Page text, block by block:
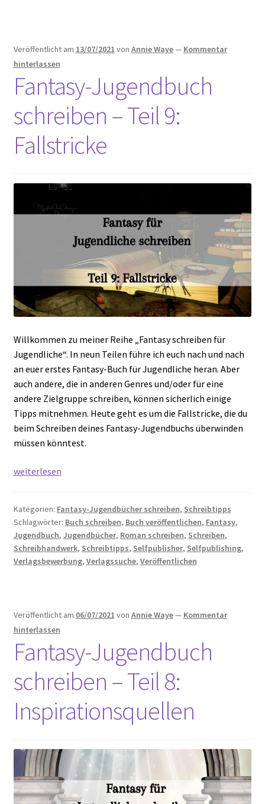
Tell“
Veröffentlicht am 13/07/2021 von Annie Waye— Kommentar
hinterlassen
Fantasy-Jugendbuch
schreiben – Teil 9:
Fallstricke
Willkommen zu meiner Reihe „Fantasy schreiben für
Jugendliche“. In neun Teilen führe ich euch nach und nach
an euer erstes Fantasy-Buch für Jugendliche heran. Aber
auch andere, die in anderen Genres und/oder für eine
andere Zielgruppe schreiben, können sicherlich einige
Tipps mitnehmen. Heute geht es um die Fallstricke, die du
beim Schreiben deines Fantasy-Jugendbuchs überwinden
müssen könntest.
Fantasy-
–
9:
Fallstricke
weiterlesen
Kategorien: Fantasy-Jugendbücher schreiben, Schreibtipps
Schlagwörter: Buch schreiben, Buch veröffentlichen, Fantasy,
Jugendbuch, Jugendbücher, Roman schreiben, Schreiben,
Schreibhandwerk, Schreibtipps, Selfpublisher, Selfpublishing,
Verlagsbewerbung, Verlagssuche, Veröffentlichen
Veröffentlicht am 06/07/2021 von Annie Waye— Kommentar
hinterlassen
Fantasy-Jugendbuch
schreiben – Teil 8:
Inspirationsquellen